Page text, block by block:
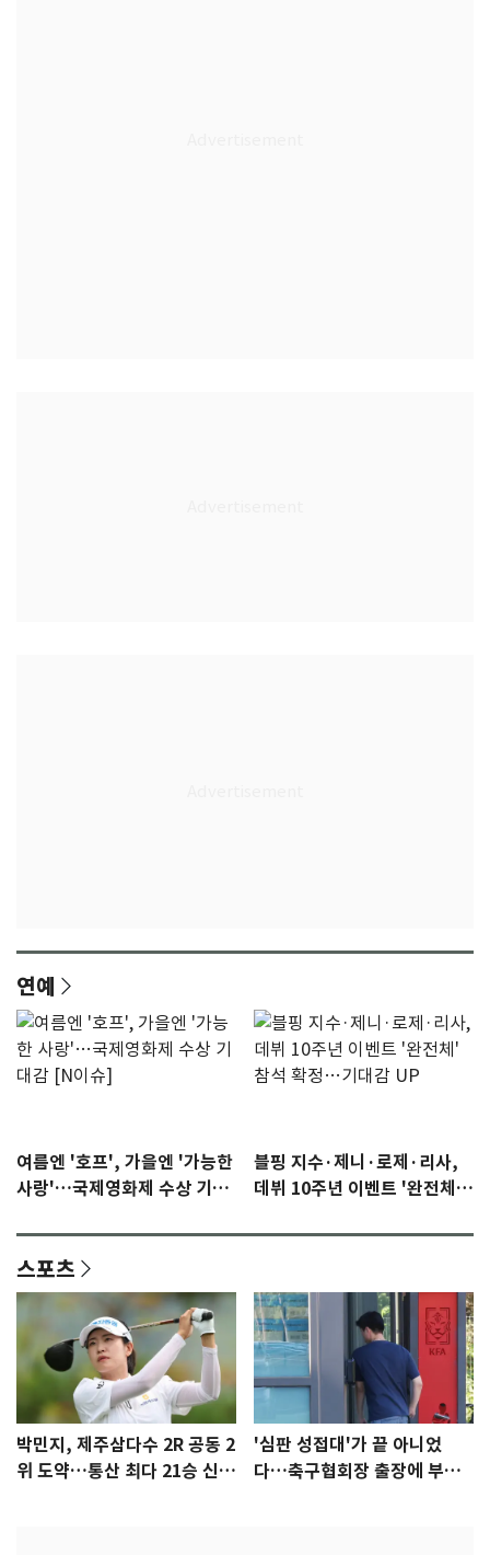
연예
여름엔 '호프', 가을엔 '가능한
사랑'…국제영화제 수상 기대
블핑 지수·제니·로제·리사,
데뷔 10주년 이벤트 '완전체'
스포츠
박민지, 제주삼다수 2R 공동 2
위 도약…통산 최다 21승 신기
'심판 성접대'가 끝 아니었
다…축구협회장 출장에 부인